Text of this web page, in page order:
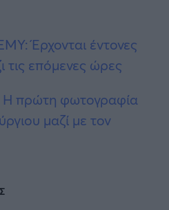
Έρχονται έντονες
τις επόμενες ώρες
Η πρώτη φωτογραφία
μαζί με τον